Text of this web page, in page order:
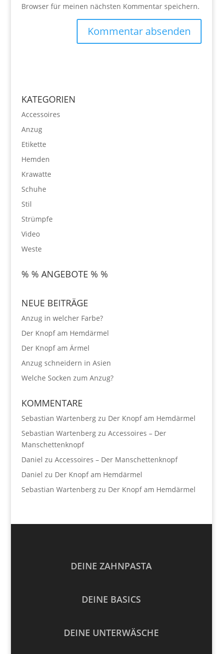
Browser für meinen nächsten Kommentar speichern.
KATEGORIEN
Accessoires
Anzug
Etikette
Hemden
Krawatte
Schuhe
Stil
Strümpfe
Video
Weste
% % ANGEBOTE % %
NEUE BEITRÄGE
Anzug in welcher Farbe?
Der Knopf am Hemdärmel
Der Knopf am Ärmel
Anzug schneidern in Asien
Welche Socken zum Anzug?
KOMMENTARE
Sebastian Wartenbergzu Der Knopf am Hemdärmel
Sebastian Wartenbergzu Accessoires – Der
Manschettenknopf
Daniel zu Accessoires – Der Manschettenknopf
Daniel zu Der Knopf am Hemdärmel
Sebastian Wartenbergzu Der Knopf am Hemdärmel
DEINE ZAHNPASTA
DEINE BASICS
DEINE UNTERWÄSCHE